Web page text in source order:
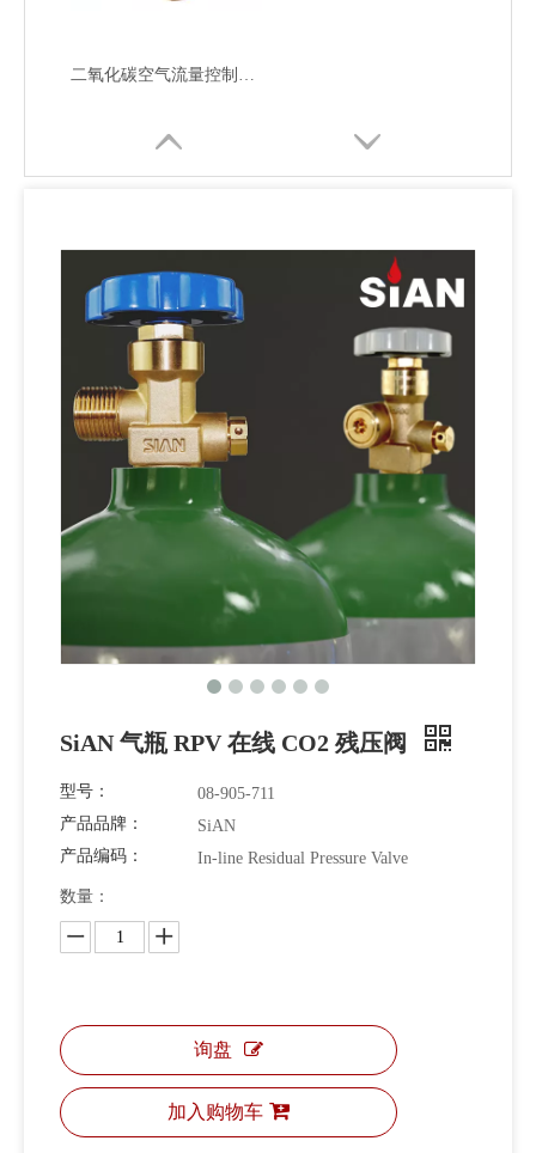
二氧化碳空气流量控制工业气体阀
SiAN 气瓶 RPV 在线 CO2 残压阀
型号：
08-905-711
产品品牌：
SiAN
产品编码：
In-line Residual Pressure Valve
数量：
询盘
加入购物车